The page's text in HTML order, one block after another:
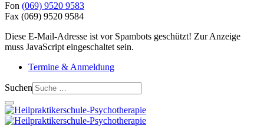
Fon (069) 9520 9583
Fax (069) 9520 9584
Diese E-Mail-Adresse ist vor Spambots geschützt! Zur Anzeige
muss JavaScript eingeschaltet sein.
Termine & Anmeldung
Suchen